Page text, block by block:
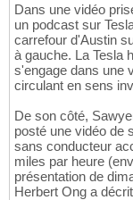
Dans une vidéo
un podcast sur
carrefour d'Austin
à gauche. La Tesla
s'engage dans une
circulant en sens
De son côté,
posté une vidéo de
sans conducteur
miles par heure
présentation de
Herbert Ong a